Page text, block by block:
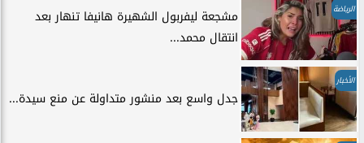
الرياضة
مشجعة ليفربول الشهيرة هانيفا تنهار بعد
انتقال محمد...
الأخبار
جدل واسع بعد منشور متداولة عن منع سيدة...